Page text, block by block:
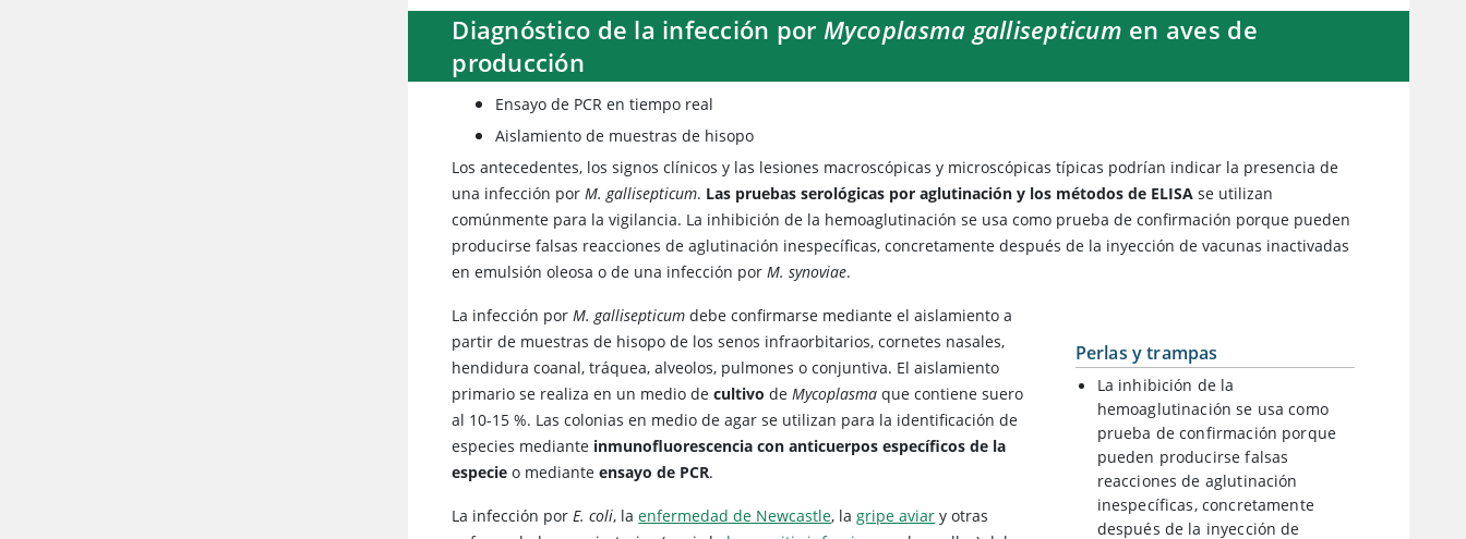
Diagnóstico de la infección por Mycoplasma gallisepticum en aves de
producción
Ensayo de PCR en tiempo real
Aislamiento de muestras de hisopo
Los antecedentes, los signos clínicos y las lesiones macroscópicas y microscópicas típicas podrían indicar la presencia de
una infección porM. gallisepticum. Las pruebas serológicas por aglutinación y los métodos de ELISA se utilizan
comúnmente para la vigilancia. La inhibición de la hemoaglutinación se usa como prueba de confirmación porque pueden
producirse falsas reacciones de aglutinación inespecíficas, concretamente después de la inyección de vacunas inactivadas
en emulsión oleosa o de una infección porM. synoviae.
Perlas y trampas
La inhibición de la
hemoaglutinación se usa como
prueba de confirmación porque
pueden producirse falsas
reacciones de aglutinación
inespecíficas, concretamente
después de la inyección de
La infección porM. gallisepticum debe confirmarse mediante el aislamiento a
partir de muestras de hisopo de los senos infraorbitarios, cornetes nasales,
hendidura coanal, tráquea, alveolos, pulmones o conjuntiva. El aislamiento
primario se realiza en un medio decultivo deMycoplasma que contiene suero
al 10-15 %. Las colonias en medio de agar se utilizan para la identificación de
especies mediante inmunofluorescencia con anticuerpos específicos de la
especie o medianteensayo de PCR.
La infección porE. coli, laenfermedad de Newcastle, lagripe aviar y otras